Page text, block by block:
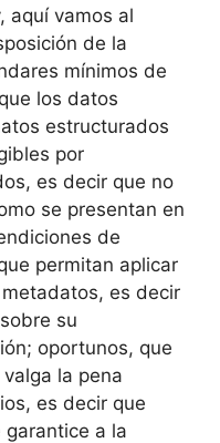
aquí vamos al
de la
mínimos de
los datos
estructurados
por
es decir que no
se presentan en
de
permitan aplicar
es decir
su
oportunos, que
la pena
es decir que
garantice a la